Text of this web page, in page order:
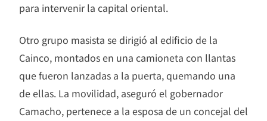
para intervenir la capital oriental.
Otro grupo masista se dirigió al edificio de la
Cainco, montados en una camioneta con llantas
que fueron lanzadas a la puerta, quemando una
de ellas. La movilidad, aseguró el gobernador
Camacho, pertenece a la esposa de un concejal del